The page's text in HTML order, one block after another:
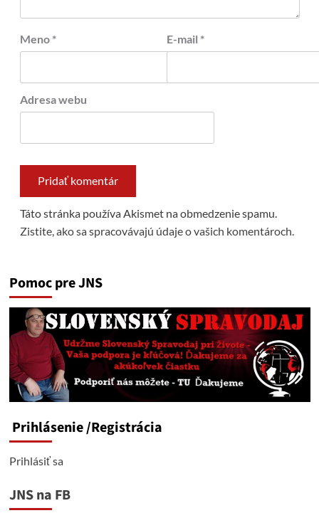
Meno * E-mail *
Adresa webu
Táto stránka používa Akismet na obmedzenie spamu.
Zistite, ako sa spracovávajú údaje o vašich komentároch.
Pomoc pre JNS
Prihlásenie/Registrácia
Prihlásiť sa
JNS na FB